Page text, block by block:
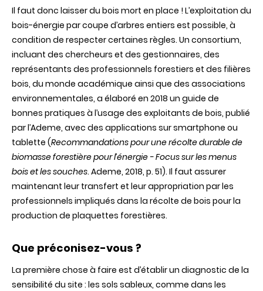
Il faut donc laisser du bois mort en place ! L’exploitation du
bois-énergie par coupe d’arbres entiers est possible, à
condition de respecter certaines règles. Un consortium,
incluant des chercheurs et des gestionnaires, des
représentants des professionnels forestiers et des filières
bois, du monde académique ainsi que des associations
environnementales, a élaboré en 2018 un guide de
bonnes pratiques à l’usage des exploitants de bois, publié
par l’Ademe, avec des applications sur smartphone ou
tablette (Recommandations pour une récolte durable de
biomasse forestière pour l’énergie - Focus sur les menus
bois et les souches. Ademe, 2018, p. 51). Il faut assurer
maintenant leur transfert et leur appropriation par les
professionnels impliqués dans la récolte de bois pour la
production de plaquettes forestières.
Que préconisez-vous ?
La première chose à faire est d’établir un diagnostic de la
sensibilité du site : les sols sableux, comme dans les